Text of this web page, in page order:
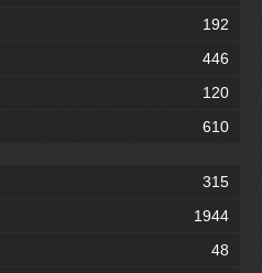
192
446
120
610
315
1944
48